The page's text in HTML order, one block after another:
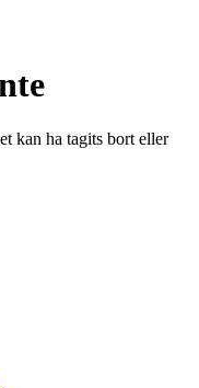
kan ha tagits bort eller